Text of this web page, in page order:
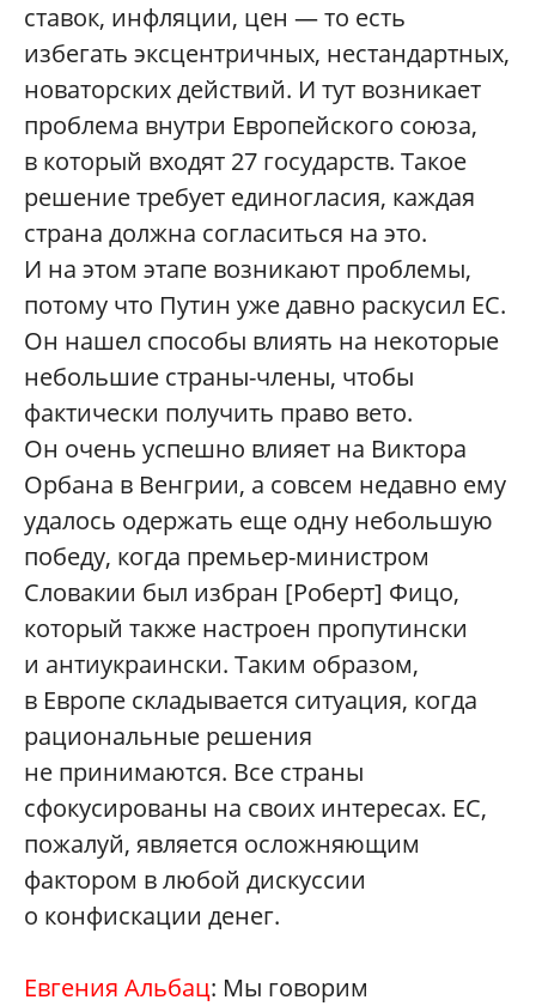
ставок, инфляции, цен — то есть
избегать эксцентричных, нестандартных,
новаторских действий. И тут возникает
проблема внутри Европейского союза,
в который входят 27 государств. Такое
решение требует единогласия, каждая
страна должна согласиться на это.
И на этом этапе возникают проблемы,
потому что Путин уже давно раскусил ЕС.
Он нашел способы влиять на некоторые
небольшие страны-члены, чтобы
фактически получить право вето.
Он очень успешно влияет на Виктора
Орбана в Венгрии, а совсем недавно ему
удалось одержать еще одну небольшую
победу, когда премьер-министром
Словакии был избран [Роберт] Фицо,
который также настроен пропутински
и антиукраински. Таким образом,
в Европе складывается ситуация, когда
рациональные решения
не принимаются. Все страны
сфокусированы на своих интересах. ЕС,
пожалуй, является осложняющим
фактором в любой дискуссии
о конфискации денег.
Евгения Альбац: Мы говорим